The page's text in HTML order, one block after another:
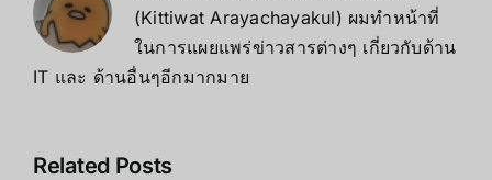
(Kittiwat Arayachayakul) ผมทำหน้าที่
ในการแผยแพร่ข่าวสารต่างๆ เกี่ยวกับด้าน
IT และ ด้านอื่นๆอีกมากมาย
Related Posts